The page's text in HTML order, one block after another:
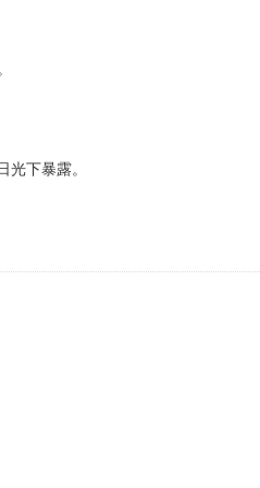
下暴露。